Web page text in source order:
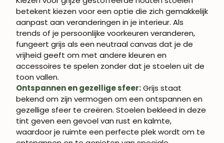
betekent kiezen voor een optie die zich gemakkelijk
aanpast aan veranderingen in je interieur. Als
trends of je persoonlijke voorkeuren veranderen,
fungeert grijs als een neutraal canvas dat je de
vrijheid geeft om met andere kleuren en
accessoires te spelen zonder dat je stoelen uit de
toon vallen.
Ontspannen en gezellige sfeer:Grijs staat
bekend om zijn vermogen om een ontspannen en
gezellige sfeer te creëren. Stoelen bekleed in deze
tint geven een gevoel van rust en kalmte,
waardoor je ruimte een perfecte plek wordt om te
WORD LID VAN
ROBLE.STORE!
Schrijf je in en krijg 5% korting op je eerste
aankoop.